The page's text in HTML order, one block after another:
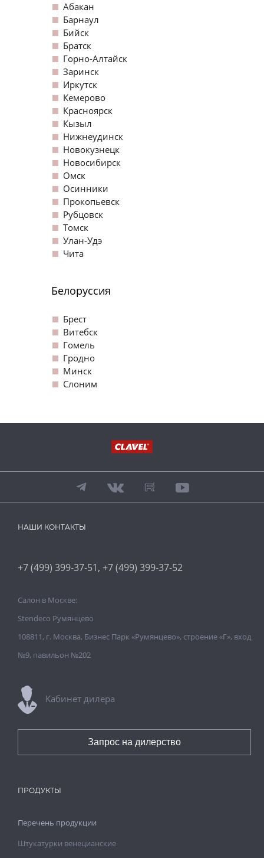
Абакан
Барнаул
Бийск
Братск
Горно-Алтайск
Заринск
Иркутск
Кемерово
Красноярск
Кызыл
Нижнеудинск
Новокузнецк
Новосибирск
Омск
Осинники
Прокопьевск
Рубцовск
Томск
Улан-Удэ
Чита
Белоруссия
Брест
Витебск
Гомель
Гродно
Минск
Слоним
ПРОДУКТЫ
Перечень продукции
Штукатурки венецианские
НАШИ КОНТАКТЫ
+7 (499) 399-37-51, +7 (499) 399-37-52
Салон в Москве:
Stendeco Румянцево
108811, г. Москва, Бизнес Парк «Румянцево», строение «Г», вход
№9, павильон №202
Кабинет дилера
Запрос на дилерство